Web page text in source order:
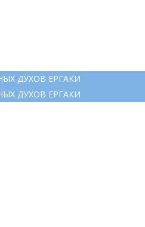
ДУХОВ ЕРГАКИ
ДУХОВ ЕРГАКИ